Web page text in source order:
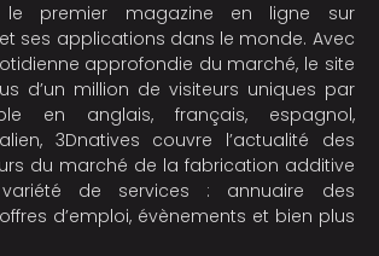
le premier magazine en ligne sur
et ses applications dans le monde. Avec
approfondie du marché, le site
d’un million de visiteurs uniques par
en anglais, français, espagnol,
3Dnatives couvre l’actualité des
du marché de la fabrication additive
de services : annuaire des
d’emploi, évènements et bien plus